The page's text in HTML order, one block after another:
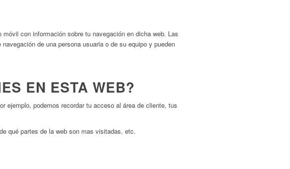
con información sobre tu navegación en dicha web. Las
de una persona usuaria o de su equipo y pueden
EN ESTA WEB?
ejemplo, podemos recordar tu acceso al área de cliente, tus
qué partes de la web son mas visitadas, etc.